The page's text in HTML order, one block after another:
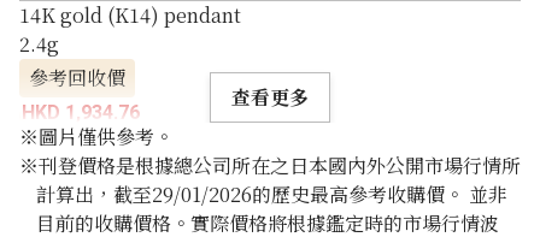
14K gold (K14) pendant
2.4g
參考回收價
HKD 1,934.76
查看更多
※圖片僅供參考。
※刊登價格是根據總公司所在之日本國內外公開市場行情所
計算出，截至29/01/2026的歷史最高參考收購價。 並非
目前的收購價格。實際價格將根據鑑定時的市場行情波